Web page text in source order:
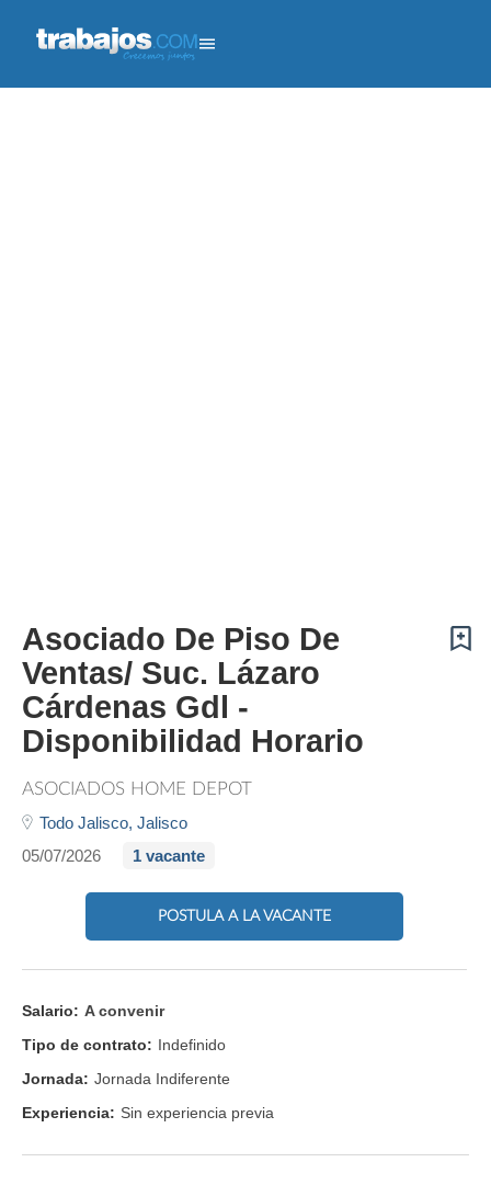
Asociado De Piso De
Ventas/ Suc. Lázaro
Cárdenas Gdl -
Disponibilidad Horario
ASOCIADOS HOME DEPOT
Todo Jalisco, Jalisco
05/07/2026
1 vacante
POSTULA A LA VACANTE
Salario: A convenir
Tipo de contrato: Indefinido
Jornada: Jornada Indiferente
Experiencia: Sin experiencia previa